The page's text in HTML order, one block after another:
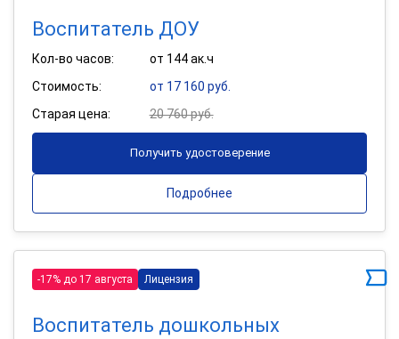
Воспитатель ДОУ
Кол-во часов:
от 144 ак.ч
Стоимость:
от 17 160 руб.
Старая цена:
20 760 руб.
Получить удостоверение
Подробнее
-17% до 17 августа Лицензия
Воспитатель дошкольных